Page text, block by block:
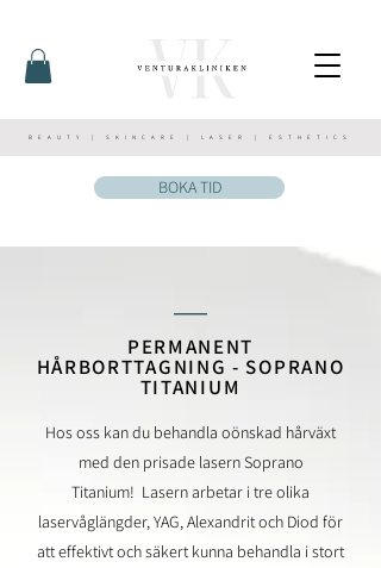
BEAUTY | SKINCARE | LASER | ESTHETICS
BOKA TID
PERMANENT
HÅRBORTTAGNING - SOPRANO
TITANIUM
Hos oss kan du behandla oönskad hårväxt
med den prisade lasern Soprano
Titanium! Lasern arbetar i tre olika
laservåglängder, YAG, Alexandrit och Diod för
att effektivt och säkert kunna behandla i stort